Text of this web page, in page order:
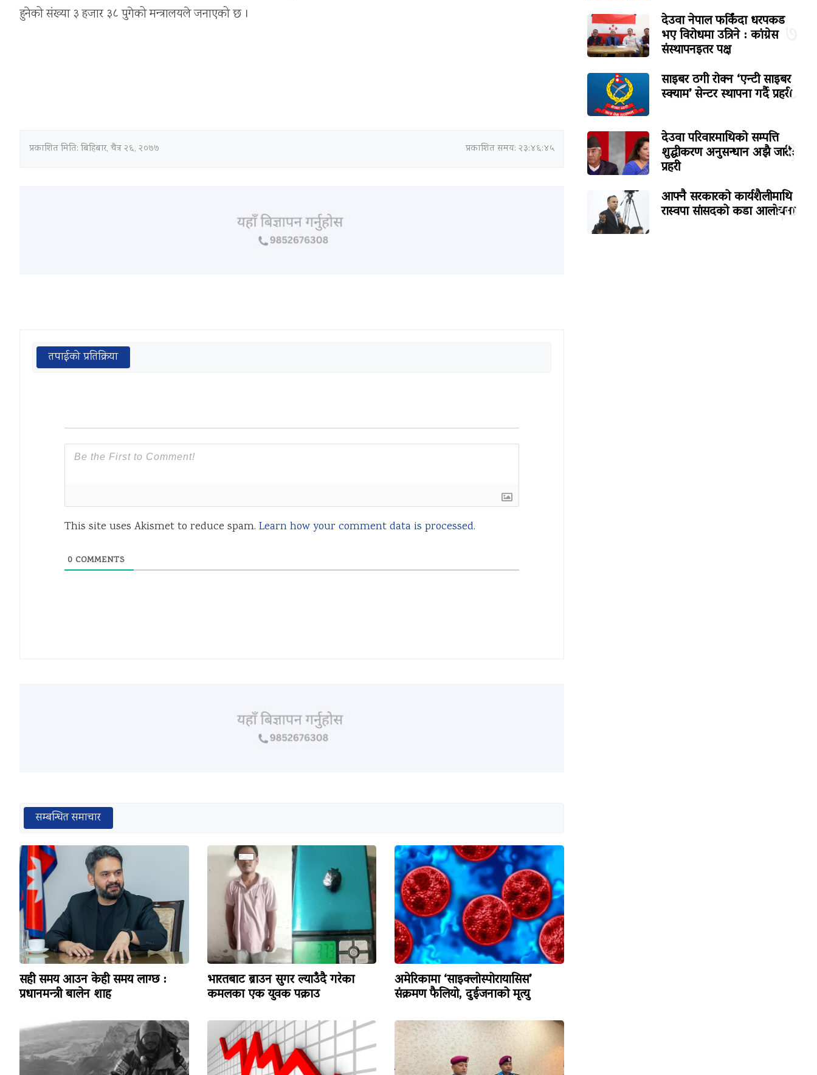
हुनेको संख्या ३ हजार ३८ पुगेको मन्त्रालयले जनाएको छ ।
प्रकाशित मिति: बिहिबार, चैत्र २६, २०७७ प्रकाशित समय: २३:४६:४५
तपाईको प्रतिक्रिया
This site uses Akismet to reduce spam. Learn how your comment data is processed.
0 COMMENTS
सम्बन्धित समाचार
सही समय आउन केही समय लाग्छ :
प्रधानमन्त्री बालेन शाह
भारतबाट ब्राउन सुगर ल्याउँदै गरेका
कमलका एक युवक पक्राउ
अमेरिकामा ‘साइक्लोस्पोरायासिस’
संक्रमण फैलियो, दुईजनाको मृत्यु
७
देउवा नेपाल फर्किंदा धरपकड
भए विरोधमा उत्रिने : कांग्रेस
संस्थापनइतर पक्ष
८
साइबर ठगी रोक्न ‘एन्टी साइबर
स्क्याम’ सेन्टर स्थापना गर्दै प्रहरी
९
देउवा परिवारमाथिको सम्पत्ति
शुद्धीकरण अनुसन्धान अझै जारी:
प्रहरी
१०
आफ्नै सरकारको कार्यशैलीमाथि
रास्वपा सांसदको कडा आलोचना